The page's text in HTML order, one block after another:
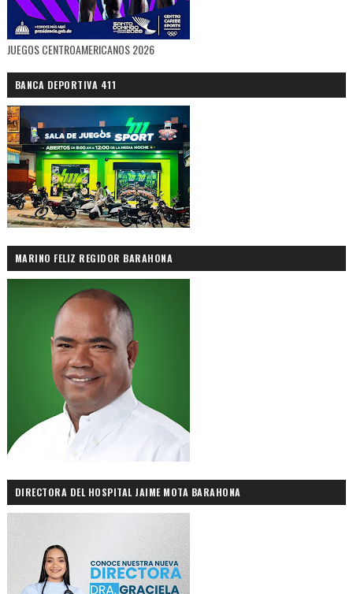
JUEGOS CENTROAMERICANOS 2026
BANCA DEPORTIVA 411
MARINO FELIZ REGIDOR BARAHONA
DIRECTORA DEL HOSPITAL JAIME MOTA BARAHONA